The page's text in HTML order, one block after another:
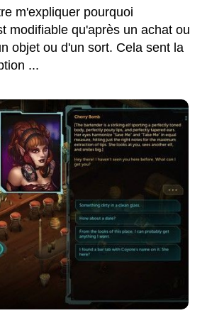
m'expliquer pourquoi
modifiable qu'après un achat ou
objet ou d'un sort. Cela sent la
...